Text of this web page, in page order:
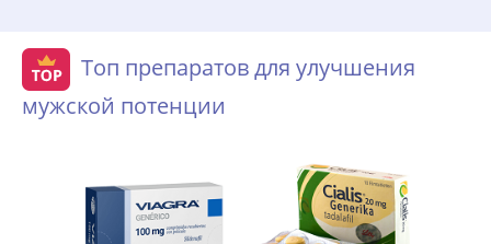
Топ препаратов для улучшения
мужской потенции